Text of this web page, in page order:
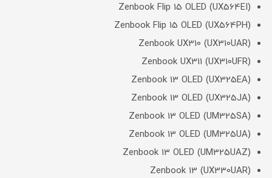
Zenbook Flip 15 OLED (UX564EI)
Zenbook Flip 15 OLED (UX564PH)
Zenbook UX310 (UX310UAR)
Zenbook UX311 (UX310UFR)
Zenbook 13 OLED (UX325EA)
Zenbook 13 OLED (UX325JA)
Zenbook 13 OLED (UM325SA)
Zenbook 13 OLED (UM325UA)
Zenbook 13 OLED (UM325UAZ)
Zenbook 13 (UX330UAR)